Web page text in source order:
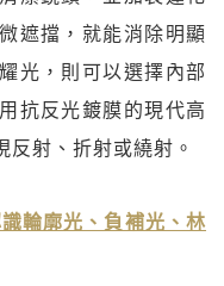
遮擋，就能消除明顯
光，則可以選擇內部
抗反光鍍膜的現代高
射、折射或繞射。
輪廓光、負補光、林